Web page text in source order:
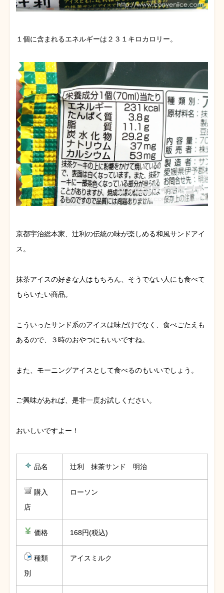
１個に含まれるエネルギーは２３１キロカロリー。
京都宇治総本家、辻利の伝統の味が楽しめる和風サンドアイ
ス。
抹茶アイスの好きな人はもちろん、そうでない人にも食べて
もらいたい商品。
こういったサンド系のアイスは味だけでなく、食べごたえも
あるので、３時のおやつにもいいですね。
また、モーニングアイスとして食べるのもいいでしょう。
ご興味があれば、是非一度お試しください。
おいしいですよー！
品名 辻利 抹茶サンド 明治
購入
店
ローソン
価格 168円(税込)
種類
別
アイスミルク